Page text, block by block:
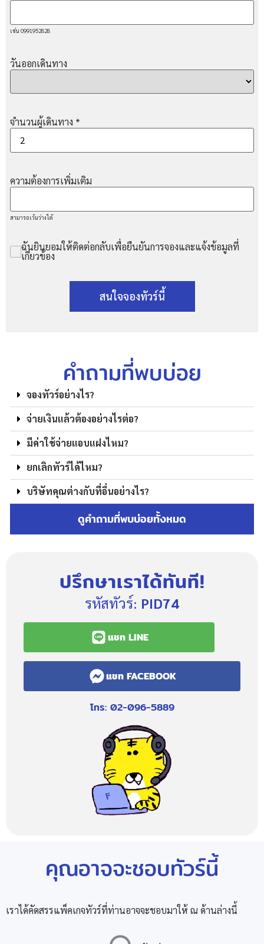
เช่น 0991952828
วันออกเดินทาง
จำนวนผู้เดินทาง *
ความต้องการเพิ่มเติม
สามารถเว้นว่างได้
ฉันยินยอมให้ติดต่อกลับเพื่อยืนยันการจองและแจ้งข้อมูลที่
เกี่ยวข้อง
สนใจจองทัวร์นี้
คำถามที่พบบ่อย
จองทัวร์อย่างไร?
จ่ายเงินแล้วต้องอย่างไรต่อ?
มีค่าใช้จ่ายแอบแฝงไหม?
ยกเลิกทัวร์ได้ไหม?
บริษัทคุณต่างกับที่อื่นอย่างไร?
ดูคำถามที่พบบ่อยทั้งหมด
ปรึกษาเราได้ทันที!
รหัสทัวร์: PID74
แชท LINE
แชท FACEBOOK
โทร: 02-096-5889
คุณอาจจะชอบทัวร์นี้
เราได้คัดสรรแพ็คเกจทัวร์ที่ท่านอาจจะชอบมาให้ ณ ด้านล่างนี้